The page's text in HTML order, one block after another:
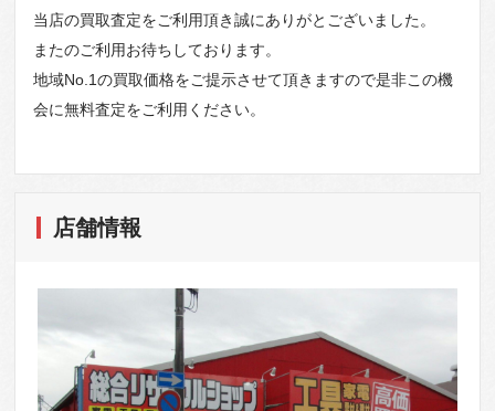
当店の買取査定をご利用頂き誠にありがとございました。
またのご利用お待ちしております。
地域No.1の買取価格をご提示させて頂きますので是非この機
会に無料査定をご利用ください。
店舗情報